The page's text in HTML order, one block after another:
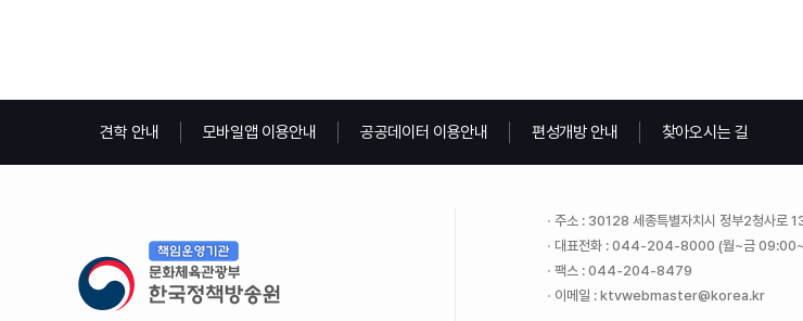
견학 안내 모바일앱 이용안내 공공데이터 이용안내 편성개방 안내 찾아오시는 길
주소 : 30128 세종특별자치시 정부2청사로
대표전화 : 044-204-8000 (월~금
팩스 : 044-204-8479
이메일 : ktvwebmaster@korea.kr